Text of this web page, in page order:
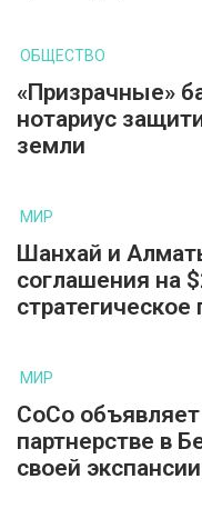
ОБЩЕСТВО
«Призрачные»
нотариус
земли
МИР
Шанхай и
соглашения на
стратегическое
МИР
CoCo
партнерстве в
своей